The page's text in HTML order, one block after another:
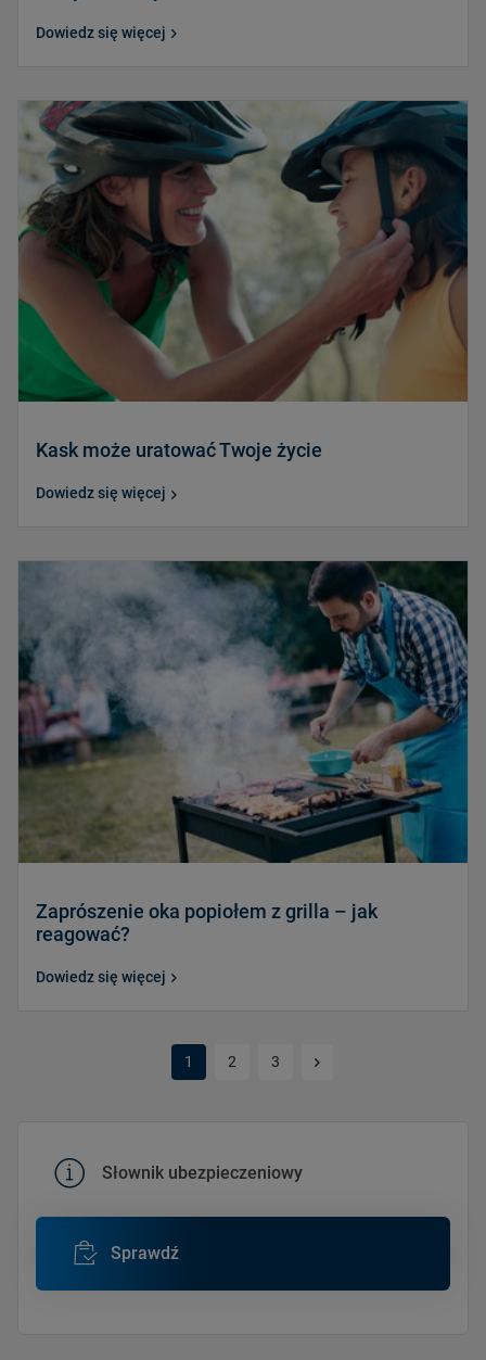
Dowiedz się więcej
Kask może uratować Twoje życie
Dowiedz się więcej
Zaprószenie oka popiołem z grilla – jak
reagować?
Dowiedz się więcej
1 2 3 Kolejna strona
Słownik ubezpieczeniowy
Sprawdź